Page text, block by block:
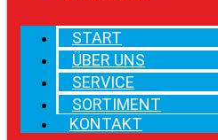
START
ÜBER UNS
SERVICE
SORTIMENT
KONTAKT